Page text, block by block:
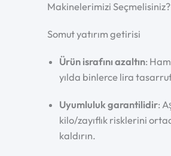
Makinelerimizi Seçmelisiniz?
Somut yatırım getirisi
Ürün israfını azaltın:
yılda binlerce lira
Uyumluluk garantilidir:
kilo/zayıflık risklerini
kaldırın.